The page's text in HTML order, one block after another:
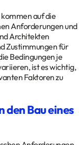
auf die
Anforderungen und
Architekten
Zustimmungen für
Bedingungen je
ist es wichtig,
Faktoren zu
den Bau eines